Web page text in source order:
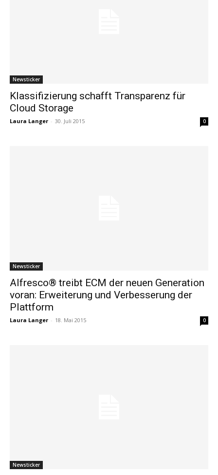
Newsticker
Klassifizierung schafft Transparenz für
Cloud Storage
Laura Langer - 30. Juli 2015 0
Newsticker
Alfresco® treibt ECM der neuen Generation
voran: Erweiterung und Verbesserung der
Plattform
Laura Langer - 18. Mai 2015 0
Newsticker